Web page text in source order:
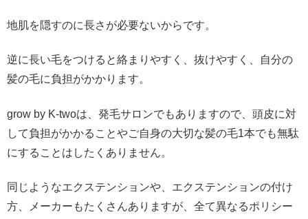
地肌を隠すのに長さが必要ないからです。
逆に長い毛をつけると絡まりやすく、抜けやすく、自分の
髪の毛に負担がかかります。
grow by K-twoは、発毛サロンでもありますので、頭皮に対
して負担がかかることやご自身の大切な髪の毛1本でも無駄
にすることはしたくありません。
同じようなエクステンションや、エクステンションの付け
方、メーカーもたくさんありますが、全て異なるポリシー